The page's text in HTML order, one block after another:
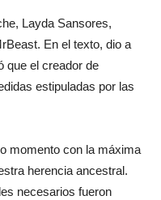
Layda Sansores,
En el texto, dio a
que el creador de
estipuladas por las
momento con la máxima
herencia ancestral.
necesarios fueron